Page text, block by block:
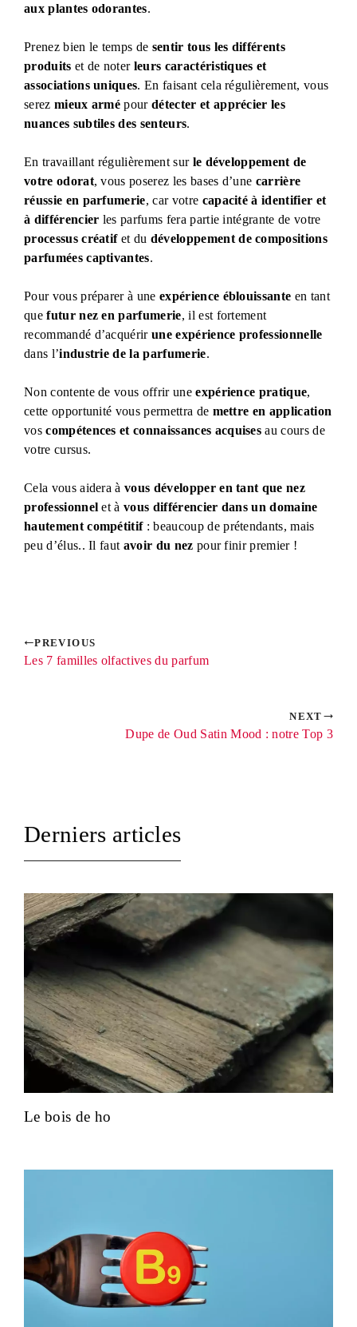
aux plantes odorantes.
Prenez bien le temps de sentir tous les différents
produits et de noter leurs caractéristiques et
associations uniques. En faisant cela régulièrement, vous
serez mieux armé pourdétecter et apprécier les
nuances subtiles des senteurs.
En travaillant régulièrement sur le développement de
votre odorat, vous poserez les bases d’une carrière
réussie en parfumerie, car votre capacité à identifier et
à différencier les parfums fera partie intégrante de votre
processus créatifet du développement de compositions
parfumées captivantes.
Pour vous préparer à une expérience éblouissante en tant
quefutur nez en parfumerie, il est fortement
recommandé d’acquérirune expérience professionnelle
dans l’industrie de la parfumerie.
Non contente de vous offrir uneexpérience pratique,
cette opportunité vous permettra de mettre en application
voscompétences et connaissances acquises au cours de
votre cursus.
Cela vous aidera àvous développer en tant que nez
professionnel et àvous différencier dans un domaine
hautement compétitif: beaucoup de prétendants, mais
peu d’élus.. Il faut avoir du nez pour finir premier !
PREVIOUS
Les 7 familles olfactives du parfum
NEXT
Dupe de Oud Satin Mood : notre Top 3
Derniers articles
Le bois de ho